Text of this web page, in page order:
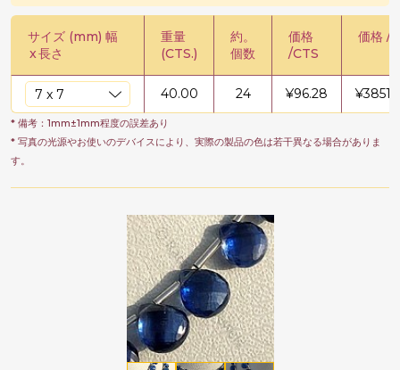
サイズ (mm) 幅
x長さ
重量
(CTS.)
約。
個数
価格
/CTS
価格 /
40.00 24 ¥96.28 ¥
* 備考：1mm±1mm程度の誤差あり
* 写真の光源やお使いのデバイスにより、実際の製品の色は若干異なる場合がありま
す。